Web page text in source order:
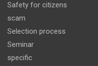
Safety for citizens
scam
Selection process
Seminar
specific